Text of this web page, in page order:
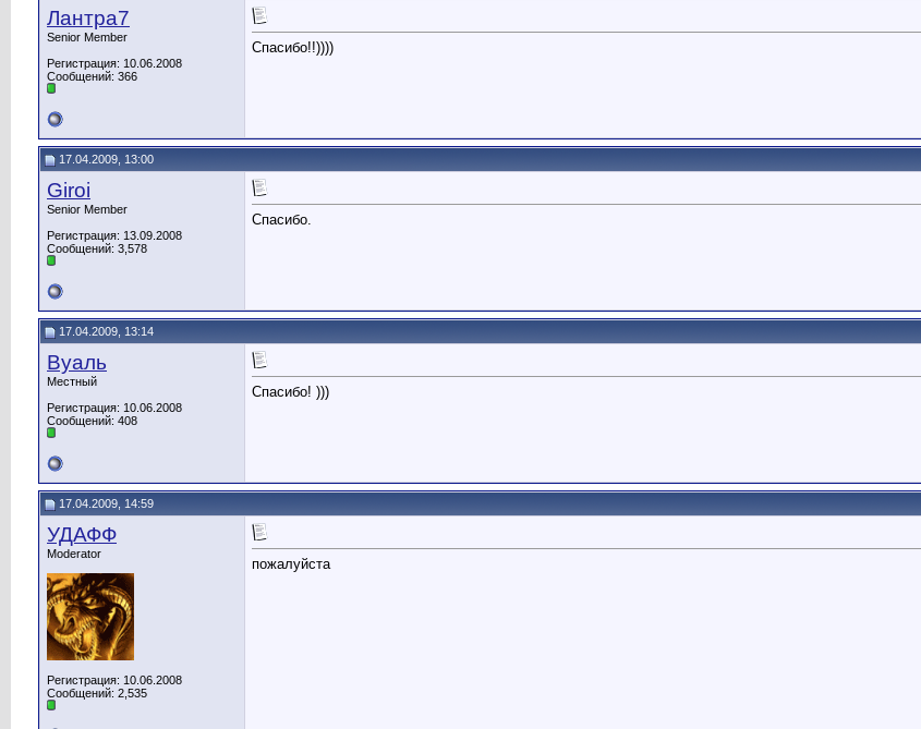
Лантра7
Senior Member
Регистрация: 10.06.2008
Сообщений: 366
Cпасибо!!))))
17.04.2009, 13:00
Giroi
Senior Member
Регистрация: 13.09.2008
Сообщений: 3,578
Спасибо.
17.04.2009, 13:14
Вуаль
Местный
Регистрация: 10.06.2008
Сообщений: 408
Спасибо! )))
17.04.2009, 14:59
УДАФФ
Moderator
Регистрация: 10.06.2008
Сообщений: 2,535
пожалуйста